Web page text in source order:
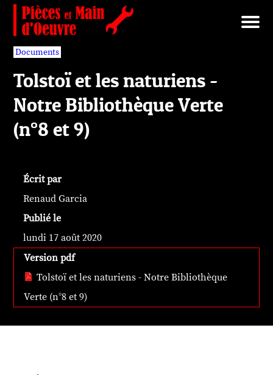
Brut/Archives
Faits divers
Nécrotechnologies
Documents
Librairie/Service Compris
Pièces détachées
Documents
Tolstoï et les naturiens -
Notre Bibliothèque Verte
(n°8 et 9)
Écrit par
Renaud Garcia
Publié le
lundi 17 août 2020
Version pdf
Tolstoï et les naturiens - Notre Bibliothèque
Verte (n°8 et 9)